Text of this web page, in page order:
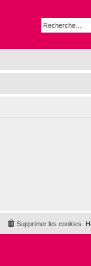
Supprimer les cookies